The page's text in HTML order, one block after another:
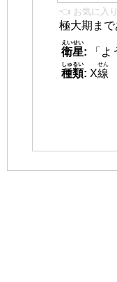
👈 お気に入
極大期まで
衛星
えいせい
:
「よ
種類
しゅるい
: X線
せん